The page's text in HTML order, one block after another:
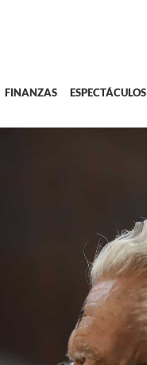
FINANZAS ESPECTÁCULOS